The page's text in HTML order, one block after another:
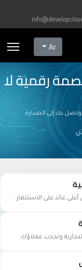
Select your language
Ar
رقمية لا
عائد على الاستثمار.
وتجذب عملاؤك